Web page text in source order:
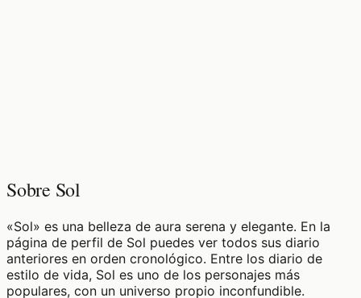
Sobre Sol
«Sol» es una belleza de aura serena y elegante. En la
página de perfil de Sol puedes ver todos sus diario
anteriores en orden cronológico. Entre los diario de
estilo de vida, Sol es uno de los personajes más
populares, con un universo propio inconfundible.